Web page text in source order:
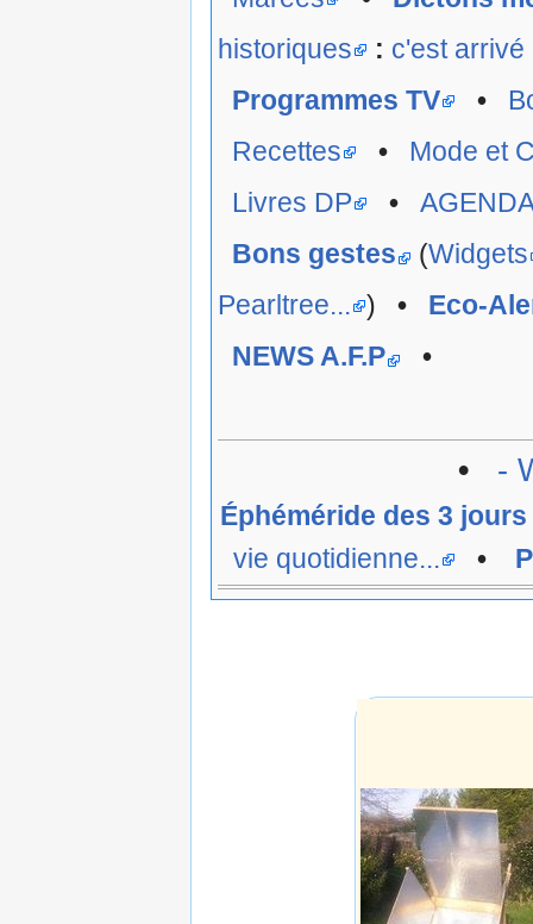
historiques
: c'est arrivé
Programmes TV
•
Recettes
•
Mode et
Livres DP
•
Bons gestes
(Widgets
Pearltree... ) •
Eco-
NEWS A.F.P
•
• -
Éphéméride des 3 jours
vie quotidienne...
•